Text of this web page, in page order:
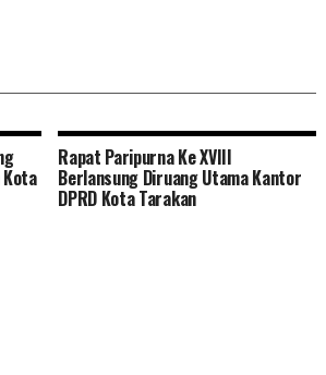
Rapat Paripurna Ke XVIII
Berlansung Diruang Utama Kantor
DPRD Kota Tarakan